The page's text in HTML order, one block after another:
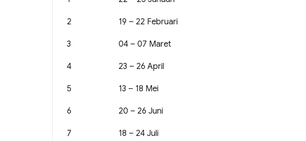
2 19 – 22 Februari
3 04 – 07 Maret
4 23 – 26 April
5 13 – 18 Mei
6 20 – 26 Juni
7 18 – 24 Juli